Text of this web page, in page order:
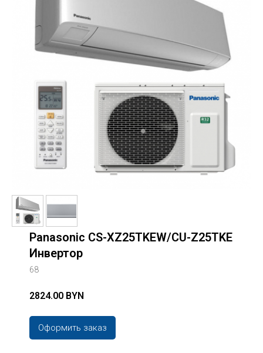
Panasonic CS-XZ25TKEW/CU-Z25TKE
Инвертор
68
2824.00 BYN
Оформить заказ